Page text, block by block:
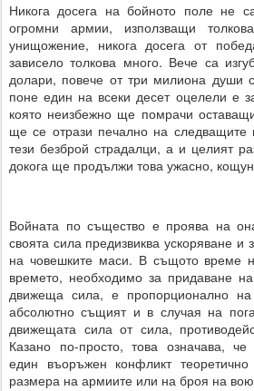
Никога досега на бойното поле не
огромни армии, използващи
унищожение, никога досега от
зависело толкова много. Вече са
долари, повече от три милиона души
поне един на всеки десет оцелели е
която неизбежно ще помрачи
ще се отрази печално на
тези безброй страдалци, а и целият
докога ще продължи това ужасно,
Войната по същество е проява на
своята сила предизвиква ускоряване и
на човешките маси. В същото време
времето, необходимо за придаване
движеща сила, е пропорционално
абсолютно същият и в случая на
движещата сила от сила,
Казано по-просто, това означава, че
един въоръжен конфликт
размера на армиите или на броя на